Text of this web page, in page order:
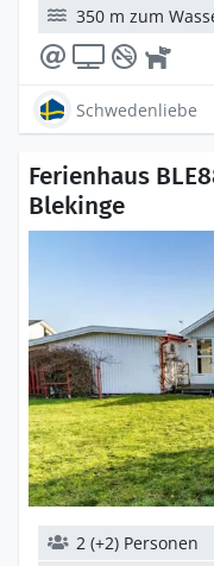
350 m zum
Schwedenliebe
Ferienhaus
Blekinge
2 (+2) Personen